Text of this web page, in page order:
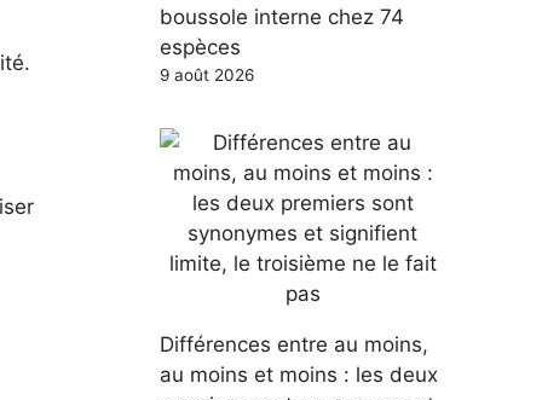
boussole interne chez 74
espèces
9 août 2026
Différences entre au moins,
au moins et moins : les deux